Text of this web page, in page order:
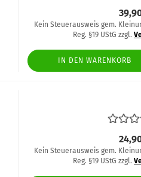
Kein Steuerausweis gem.
Reg. §19 UStG zzgl.
IN DEN WARENKORB
Kein Steuerausweis gem.
Reg. §19 UStG zzgl.